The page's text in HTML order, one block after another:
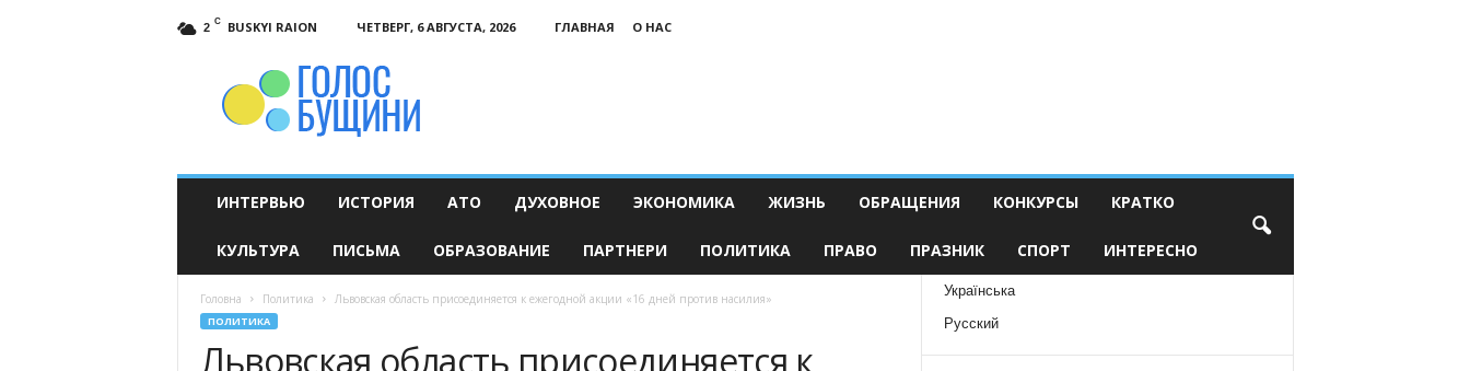
2 C BUSKYI RAION ЧЕТВЕРГ, 6 АВГУСТА, 2026 ГЛАВНАЯ
О НАС
ИНТЕРВЬЮ ИСТОРИЯ АТО ДУХОВНОЕ ЭКОНОМИКА ЖИЗНЬ ОБРАЩЕНИЯ КОНКУРСЫ КРАТКО
КУЛЬТУРА ПИСЬМА ОБРАЗОВАНИЕ ПАРТНЕРИ ПОЛИТИКА ПРАВО ПРАЗНИК СПОРТ ИНТЕРЕСНО
Головна Политика Львовская область присоединяется к ежегодной акции «16 дней против насилия»
ПОЛИТИКА
Львовская область присоединяется к
Українська
Русский